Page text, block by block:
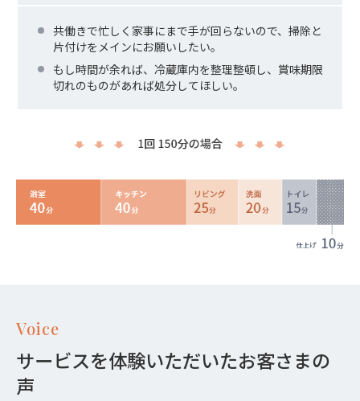
共働きで忙しく家事にまで手が回らないので、掃除と
片付けをメインにお願いしたい。
もし時間が余れば、冷蔵庫内を整理整頓し、賞味期限
切れのものがあれば処分してほしい。
Voice
サービスを体験いただいたお客さまの
声